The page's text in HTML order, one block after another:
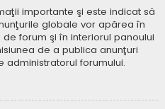
importante şi este indicat să
globale vor apărea în
forum şi în interiorul panoului
de a publica anunţuri
forumului.